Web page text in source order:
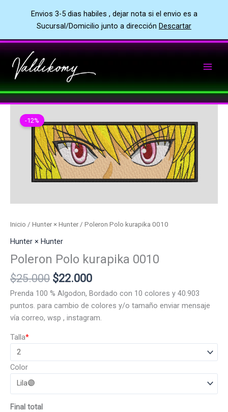
Envios 3-5 dias habiles , dejar nota si el envio es a
Sucursal/Domicilio junto a dirección Descartar
al
contenido
-12%
Inicio / Hunter × Hunter/ Poleron Polo kurapika 0010
Hunter × Hunter
Poleron Polo kurapika 0010
$25.000 El
precio
original
era:
$22.000El
precio
actual
es:
Prenda 100 % Algodon, Bordado con 10 colores y 40.903
puntos. para cambio de colores y/o tamaño enviar mensaje
vía correo, wsp , instagram.
*
Talla
Color
Final total